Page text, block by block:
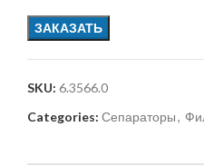
ЗАКАЗАТЬ
SKU: 6.3566.0
Categories: Сепараторы,